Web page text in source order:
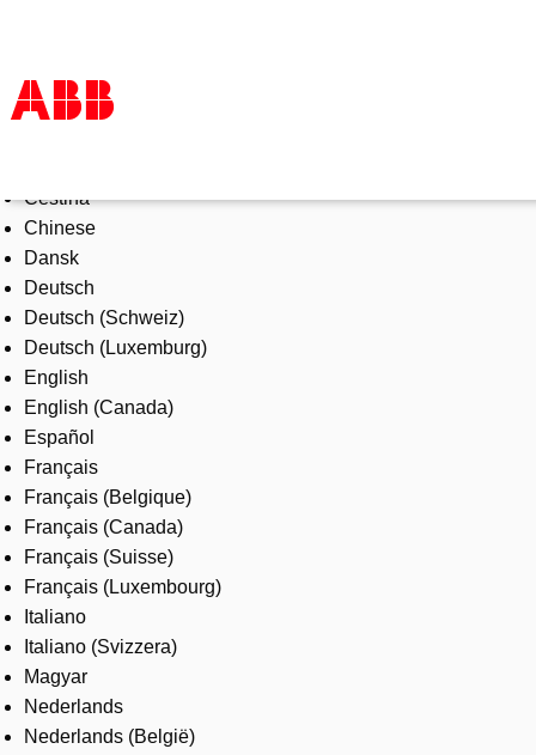
Products & Solutions
Industries
Services
About us
Where to buy
Contact us
Careers
Čeština
Chinese
Dansk
Deutsch
Deutsch (Schweiz)
Deutsch (Luxemburg)
English
English (Canada)
Español
Français
Français (Belgique)
Français (Canada)
Français (Suisse)
Français (Luxembourg)
Italiano
Italiano (Svizzera)
Magyar
Nederlands
Nederlands (België)